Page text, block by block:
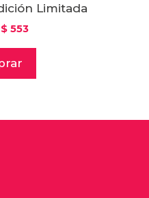
Limitada
$ 553